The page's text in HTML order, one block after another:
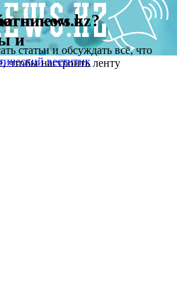
статьи и обсуждать всё, что
чтобы настроить ленту
в
и